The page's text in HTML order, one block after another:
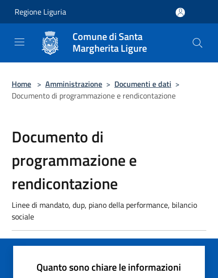
Regione Liguria
Comune di Santa
Margherita Ligure
Home > Amministrazione > Documenti e dati >
Documento di programmazione e rendicontazione
Documento di
programmazione e
rendicontazione
Linee di mandato, dup, piano della performance, bilancio
sociale
Quanto sono chiare le informazioni